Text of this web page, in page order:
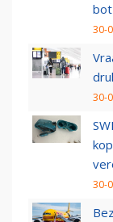
bot
30-
30-
30-